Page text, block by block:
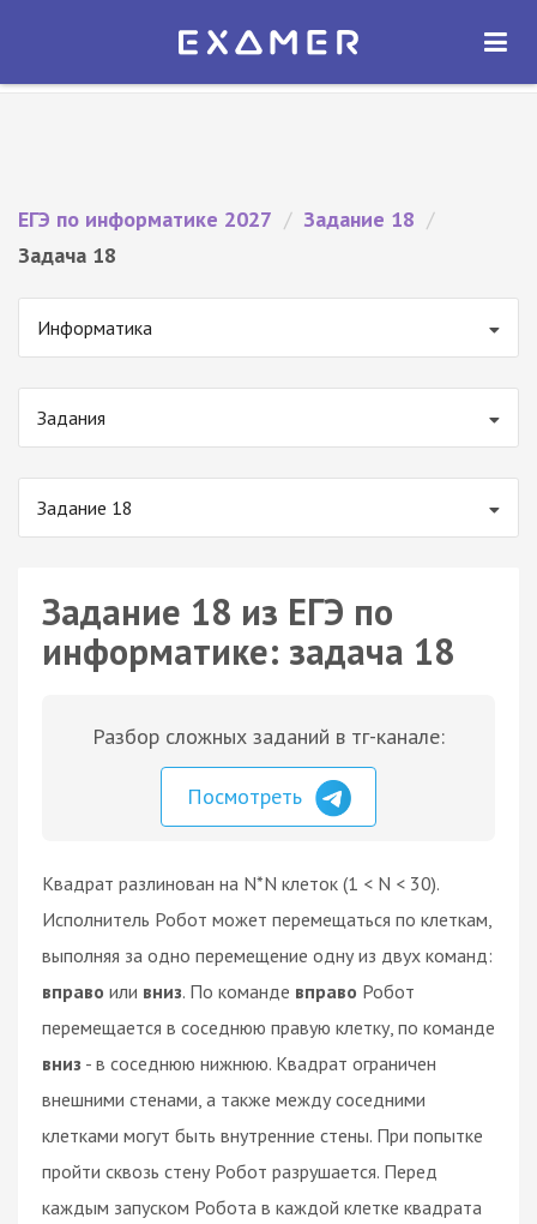
Экзамер — ЕГЭ 2027
ОТКРЫТЬ
ЕГЭ по информатике 2027 / Задание 18 /
Задача 18
Информатика
Задания
Задание 18
Задание 18 из ЕГЭ по
информатике: задача 18
Разбор сложных заданий в тг-канале:
Посмотреть
Квадрат разлинован на N*N клеток (1 < N < 30).
Исполнитель Робот может перемещаться по клеткам,
выполняя за одно перемещение одну из двух команд:
вправо или вниз. По команде вправо Робот
перемещается в соседнюю правую клетку, по команде
вниз - в соседнюю нижнюю. Квадрат ограничен
внешними стенами, а также между соседними
клетками могут быть внутренние стены. При попытке
пройти сквозь стену Робот разрушается. Перед
каждым запуском Робота в каждой клетке квадрата